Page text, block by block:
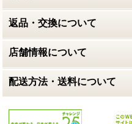
返品・交換について
店舗情報について
配送方法・送料について